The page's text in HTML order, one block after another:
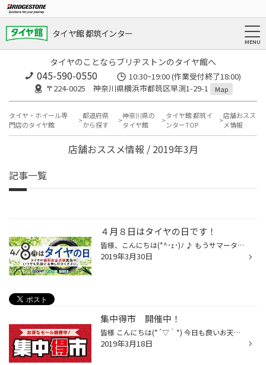
タイヤ館 都筑インター
タイヤのことならブリヂストンのタイヤ館へ
045-590-0550
10:30~19:00 (作業受付終了18:00)
〒224-0025 神奈川県横浜市都筑区早渕1-29-1
Map
タイヤ・ホイール専
門店のタイヤ館
都道府県
から探す
神奈川県の
タイヤ館
タイヤ館 都筑イ
ンターTOP
店舗おスス
メ情報
店舗おススメ情報 / 2019年3月
記事一覧
４月８日はタイヤの日です！
皆様、こんにちは(*^･ｪ･)ﾉ ♪ もうサマータイヤにお履き替えはお済みですか？ ４月８日はタイヤの日なんですが、皆様、御存知でしたか？ 日本自動車タイヤ協会(JATMA)は、「４月８日タイヤの日」の安全啓発活動として、 今年も、全国9か所でタイヤの空気圧点検を実施するそうです。 ２０００年から活...
2019年3月30日
集中得市 開催中！
皆様 こんにちは(*´▽｀*) 今日も良いお天気ですね♪ 昨日は日曜日との事もあり、沢山のお客様にご来店いただき 誠にありがとうございました！ 本日も元気に営業中です!!!(≧▽≦) そろそろタイヤ交換、メンテナンス時期の方 お得なこの期間に是非、ご検討下さい！ 皆様のご来店をスタッフ一同、心よりお...
2019年3月18日